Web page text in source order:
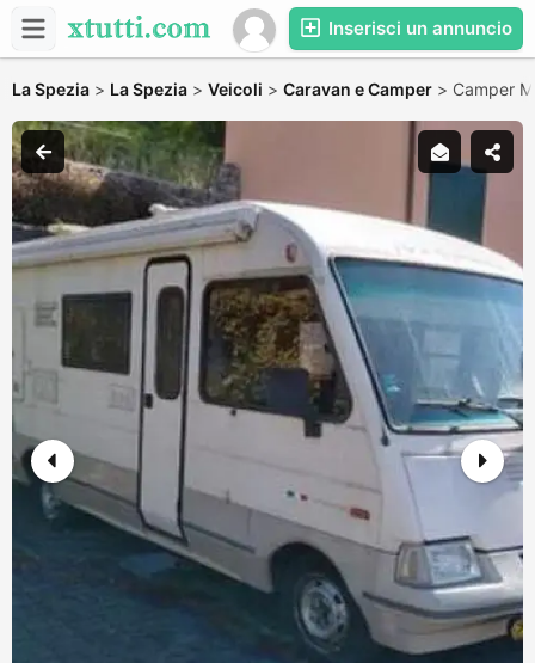
Inserisci un annuncio
La Spezia > La Spezia > Veicoli > Caravan e Camper > Camper